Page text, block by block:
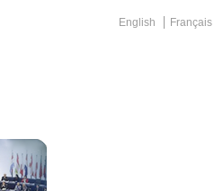
English Français